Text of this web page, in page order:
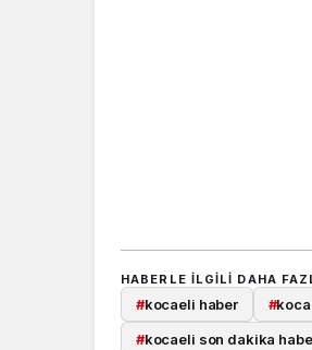
HABERLE ILGILI DAHA
#kocaeli haber #
#kocaeli son dakika